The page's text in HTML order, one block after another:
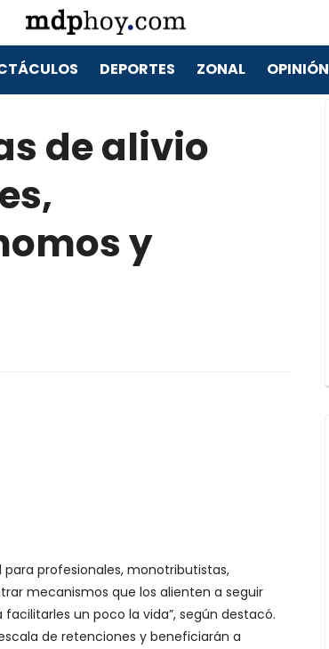
DEPORTES ZONAL OPINIÓN
de alivio
y
para profesionales, monotributistas,
mecanismos que los alienten a seguir
un poco la vida”, según destacó.
de retenciones y beneficiarán a